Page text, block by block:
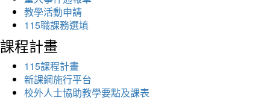
教學活動申請
115職課務選填
課程計畫
115課程計畫
新課綱施行平台
校外人士協助教學要點及課表